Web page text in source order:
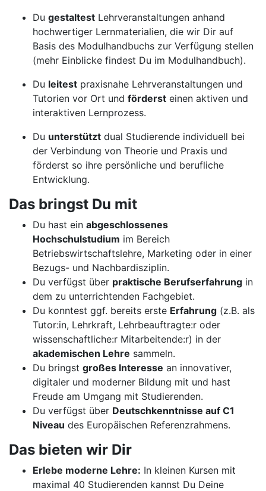
Du gestaltest Lehrveranstaltungen anhand
hochwertiger Lernmaterialien, die wir Dir auf
Basis des Modulhandbuchs zur Verfügung stellen
(mehr Einblicke findest Du im Modulhandbuch).
Du leitest praxisnahe Lehrveranstaltungen und
Tutorien vor Ort und förderst einen aktiven und
interaktiven Lernprozess.
Du unterstützt dual Studierende individuell bei
der Verbindung von Theorie und Praxis und
förderst so ihre persönliche und berufliche
Entwicklung.
Das bringst Du mit
Du hast ein abgeschlossenes
Hochschulstudium im Bereich
Betriebswirtschaftslehre, Marketing oder in einer
Bezugs- und Nachbardisziplin.
Du verfügst über praktische Berufserfahrung in
dem zu unterrichtenden Fachgebiet.
Du konntest ggf. bereits erste Erfahrung (z.B. als
Tutor:in, Lehrkraft, Lehrbeauftragte:r oder
wissenschaftliche:r Mitarbeitende:r) in der
akademischen Lehre sammeln.
Du bringst großes Interesse an innovativer,
digitaler und moderner Bildung mit und hast
Freude am Umgang mit Studierenden.
Du verfügst über Deutschkenntnisse auf C1
Niveau des Europäischen Referenzrahmens.
Das bieten wir Dir
Erlebe moderne Lehre: In kleinen Kursen mit
maximal 40 Studierenden kannst Du Deine